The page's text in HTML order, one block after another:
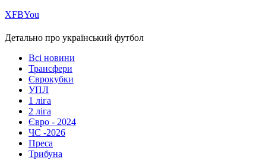
ХFBYou
Детально про український футбол
Всі новини
Трансфери
Єврокубки
УПЛ
1 ліга
2 ліга
Євро - 2024
ЧС -2026
Преса
Трибуна